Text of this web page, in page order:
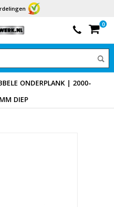
0
ONDERPLANK | 2000-
DIEP